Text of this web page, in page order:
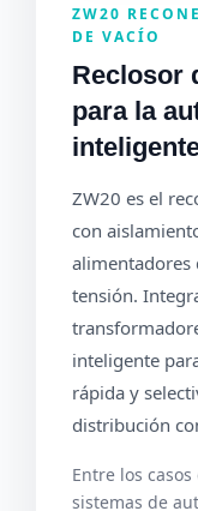
ZW20
DE VACÍO
Reclosor
para la
ZW20 es el
con
alimentadores
tensión.
inteligente
rápida y
distribución
Entre los
sistemas de